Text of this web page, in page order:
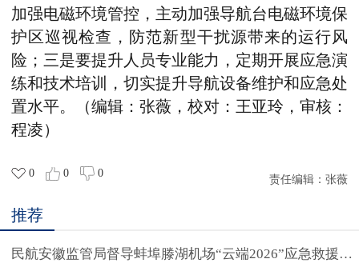
加强电磁环境管控，主动加强导航台电磁环境保
护区巡视检查，防范新型干扰源带来的运行风
险；三是要提升人员专业能力，定期开展应急演
练和技术培训，切实提升导航设备维护和应急处
置水平。（编辑：张薇，校对：王亚玲，审核：
程凌）
0 0 0
责任编辑： 张薇
推荐
民航安徽监管局督导蚌埠滕湖机场“云端2026”应急救援演